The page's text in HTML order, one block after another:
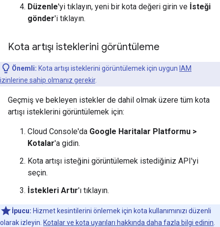
Düzenle'yi tıklayın, yeni bir kota değeri girin ve İsteği
gönder'i tıklayın.
Kota artışı isteklerini görüntüleme
Önemli: Kota artışı isteklerini görüntülemek için uygun IAM
izinlerine sahip olmanız gerekir.
Geçmiş ve bekleyen istekler de dahil olmak üzere tüm kota
artışı isteklerini görüntülemek için:
Cloud Console'da Google Haritalar Platformu >
Kotalar'a gidin.
Kota artışı isteğini görüntülemek istediğiniz API'yi
seçin.
İstekleri Artır'ı tıklayın.
İpucu: Hizmet kesintilerini önlemek için kota kullanımınızı düzenli
olarak izleyin. Kotalar ve kota uyarıları hakkında daha fazla bilgi edinin